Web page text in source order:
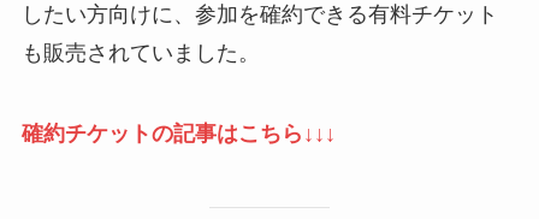
したい方向けに、参加を確約できる有料チケット
も販売されていました。
確約チケットの記事はこちら↓↓↓